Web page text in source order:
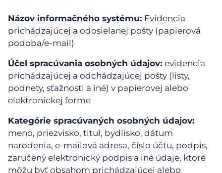
Názov informačného systému: Evidencia
prichádzajúcej a odosielanej pošty (papierová
podoba/e-mail)
Účel spracúvania osobných údajov: evidencia
prichádzajúcej a odchádzajúcej pošty (listy,
podnety, sťažnosti a iné) v papierovej alebo
elektronickej forme
Kategórie spracúvaných osobných údajov:
meno, priezvisko, titul, bydlisko, dátum
narodenia, e-mailová adresa, číslo účtu, podpis,
zaručený elektronický podpis a iné údaje, ktoré
môžu byť obsahom prichádzajúcej alebo